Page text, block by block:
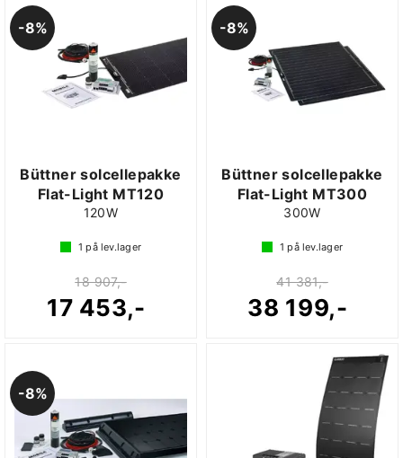
8%
Büttner solcellepakke
Flat-Light MT120
120W
1 på lev.lager
18 907,-
17 453,-
8%
Büttner solcellepakke
Flat-Light MT300
300W
1 på lev.lager
41 381,-
38 199,-
8%